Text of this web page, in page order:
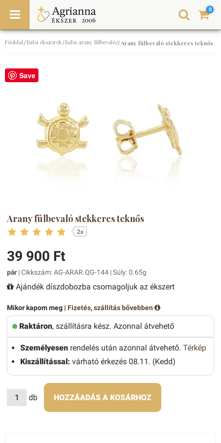
0
Főoldal/Baba ékszerek/Baba arany fülbevaló//Arany fülbevaló stekkeres teknős
Save
Arany fülbevaló stekkeres teknős
2x
39 900 Ft
pár | Cikkszám: AG-ARAR.QG-144 | Súly: 0.65g
Ajándék díszdobozba csomagoljuk az ékszert
Mikor kapom meg | Fizetés, szállítás bővebben
Raktáron, szállításra kész. Azonnal átvehető
Személyesen rendelés után azonnal átvehető. Térkép
Kiszállítással: várható érkezés 08.11. (Kedd)
db HOZZÁADÁS A KOSÁRHOZ